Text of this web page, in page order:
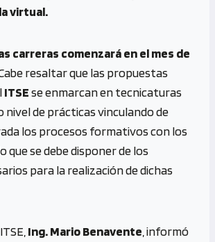
virtual.
carreras comenzará en el mes de
resaltar que las propuestas
ITSEse enmarcan en tecnicaturas
nivel de prácticas vinculando de
los procesos formativos con los
que se debe disponer de los
para la realización de dichas
Ing. Mario Benavente , informó